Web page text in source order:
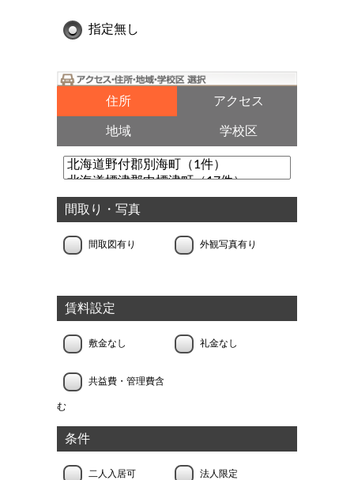
指定無し
住所 アクセス
地域 学校区
間取り・写真
間取図有り 外観写真有り
賃料設定
敷金なし 礼金なし
共益費・管理費含
む
条件
二人入居可 法人限定